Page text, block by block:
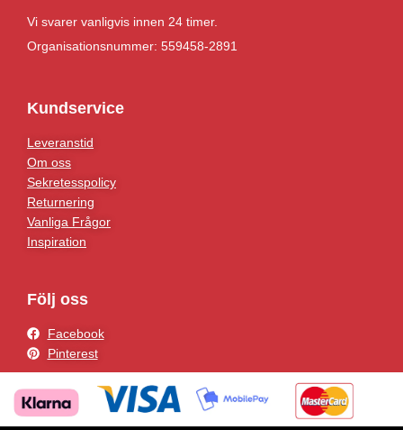
Vi svarer vanligvis innen 24 timer.
Organisationsnummer: 559458-2891
Kundservice
Leveranstid
Om oss
Sekretesspolicy
Returnering
Vanliga Frågor
Inspiration
Följ oss
Facebook
Pinterest